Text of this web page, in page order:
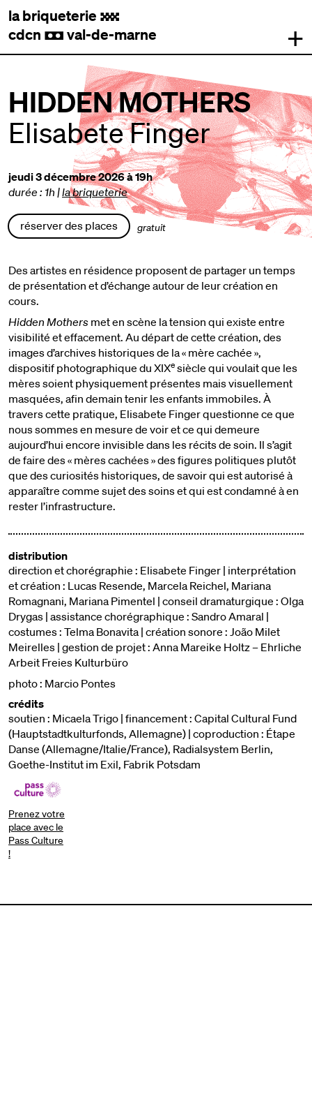
la briqueterie .
cdcn , val-de-marne +
HIDDEN MOTHERS
Elisabete Finger
jeudi 3 décembre 2026 à 19h
durée : 1h |la briqueterie
réserver des places gratuit
Des artistes en résidence proposent de partager un temps
de présentation et d’échange autour de leur création en
cours.
Hidden Mothers met en scène la tension qui existe entre
visibilité et effacement. Au départ de cette création, des
images d’archives historiques de la « mère cachée »,
dispositif photographique du XIXesiècle qui voulait que les
mères soient physiquement présentes mais visuellement
masquées, afin demain tenir les enfants immobiles. À
travers cette pratique, Elisabete Finger questionne ce que
nous sommes en mesure de voir et ce qui demeure
aujourd’hui encore invisible dans les récits de soin. Il s’agit
de faire des « mères cachées » des figures politiques plutôt
que des curiosités historiques, de savoir qui est autorisé à
apparaître comme sujet des soins et qui est condamné à en
rester l’infrastructure.
distribution
direction et chorégraphie : Elisabete Finger | interprétation
et création : Lucas Resende, Marcela Reichel, Mariana
Romagnani, Mariana Pimentel | conseil dramaturgique : Olga
Drygas | assistance chorégraphique : Sandro Amaral |
costumes : Telma Bonavita | création sonore : João Milet
Meirelles | gestion de projet : Anna Mareike Holtz – Ehrliche
Arbeit Freies Kulturbüro
photo : Marcio Pontes
crédits
soutien : Micaela Trigo | financement : Capital Cultural Fund
(Hauptstadtkulturfonds, Allemagne) | coproduction : Étape
Danse (Allemagne/Italie/France), Radialsystem Berlin,
Goethe-Institut im Exil, Fabrik Potsdam
Prenez votre
place avec le
Pass Culture
!